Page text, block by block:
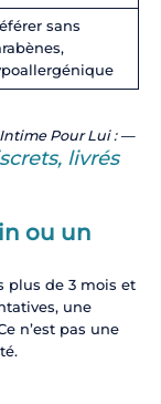
sans
Pour Lui : —
livrés
ou un
plus de 3 mois et
une
n’est pas une